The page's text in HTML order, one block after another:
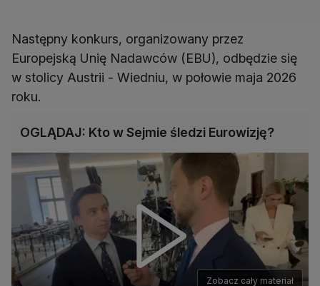
Następny konkurs, organizowany przez
Europejską Unię Nadawców (EBU), odbędzie się
w stolicy Austrii - Wiedniu, w połowie maja 2026
roku.
OGLĄDAJ: Kto w Sejmie śledzi Eurowizję?
Zobacz cały materiał